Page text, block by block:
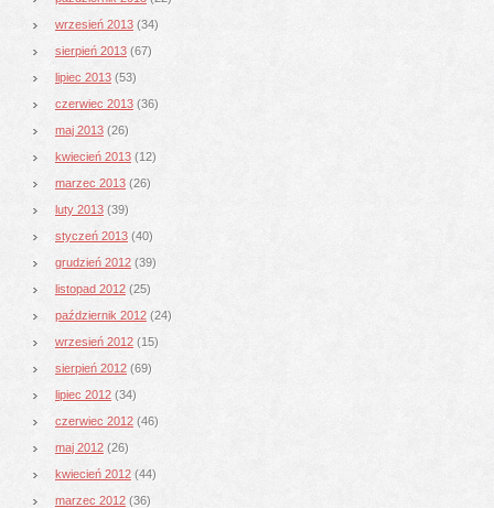
wrzesień 2013 (34)
sierpień 2013 (67)
lipiec 2013 (53)
czerwiec 2013 (36)
maj 2013 (26)
kwiecień 2013 (12)
marzec 2013 (26)
luty 2013 (39)
styczeń 2013 (40)
grudzień 2012 (39)
listopad 2012 (25)
październik 2012 (24)
wrzesień 2012 (15)
sierpień 2012 (69)
lipiec 2012 (34)
czerwiec 2012 (46)
maj 2012 (26)
kwiecień 2012 (44)
marzec 2012 (36)